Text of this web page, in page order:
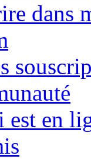
dans
est en